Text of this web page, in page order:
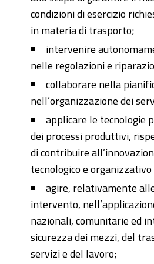
condizioni di esercizio
in materia di trasporto;
intervenire
nelle regolazioni e
collaborare nella
nell’organizzazione dei
applicare le tecnologie
dei processi produttivi,
di contribuire
tecnologico e
agire, relativamente
intervento,
nazionali, comunitarie ed
sicurezza dei mezzi, del
servizi e del lavoro;